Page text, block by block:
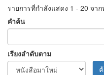
รายการที่กำลังแสดง 1 - 20 จา
คำค้น
เรียงลำดับตาม